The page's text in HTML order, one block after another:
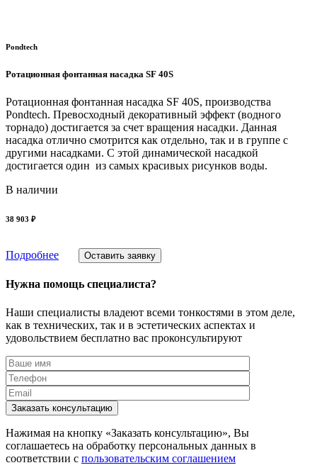
Pondtech
Ротационная фонтанная насадка SF 40S
Ротационная фонтанная насадка SF 40S, производства
Pondtech. Превосходный декоративный эффект (водного
торнадо) достигается за счет вращения насадки. Данная
насадка отлично смотрится как отдельно, так и в группе с
другими насадками. С этой динамической насадкой
достигается один из самых красивых рисунков воды.
В наличии
38 903 ₽
Подробнее Оставить заявку
Нужна помощь специалиста?
Наши специалисты владеют всеми тонкостями в этом деле,
как в технических, так и в эстетических аспектах и
удовольствием бесплатно вас проконсультируют
Заказать консультацию
Нажимая на кнопку «Заказать консультацию», Вы
соглашаетесь на обработку персональных данных в
соответствии с пользовательским соглашением